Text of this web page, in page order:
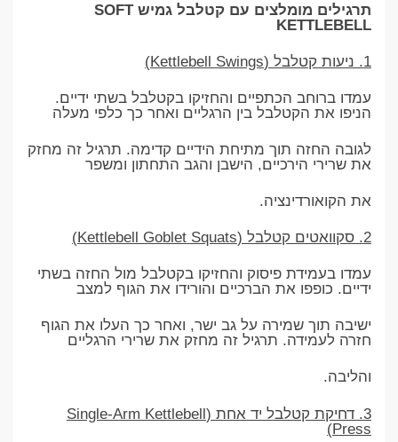
תרגילים מומלצים עם קטלבל גמיש SOFT
KETTLEBELL
1. ניעות קטלבל (Kettlebell Swings)
עמדו ברוחב הכתפיים והחזיקו בקטלבל בשתי ידיים.
הניפו את הקטלבל בין הרגליים ואחר כך כלפי מעלה
לגובה החזה תוך מתיחת הידיים קדימה. תרגיל זה מחזק
את שרירי הירכיים, הישבן והגב התחתון ומשפר
את הקואורדינציה.
2. סקוואטים קטלבל (Kettlebell Goblet Squats)
עמדו בעמידת פיסוק והחזיקו בקטלבל מול החזה בשתי
ידיים. כופפו את הברכיים והורידו את הגוף למצב
ישיבה תוך שמירה על גב ישר, ואחר כך העלו את הגוף
חזרה לעמידה. תרגיל זה מחזק את שרירי הרגליים
והליבה.
3. דחיקת קטלבל יד אחת (Single-Arm Kettlebell
Press)